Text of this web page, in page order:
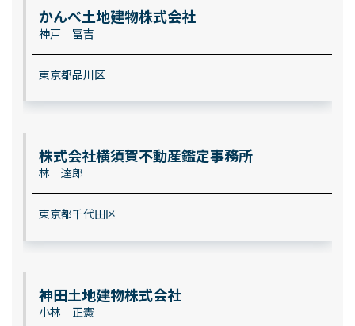
かんべ土地建物株式会社
神戸 冨吉
東京都品川区
株式会社横須賀不動産鑑定事務所
林 達郎
東京都千代田区
神田土地建物株式会社
小林 正憲